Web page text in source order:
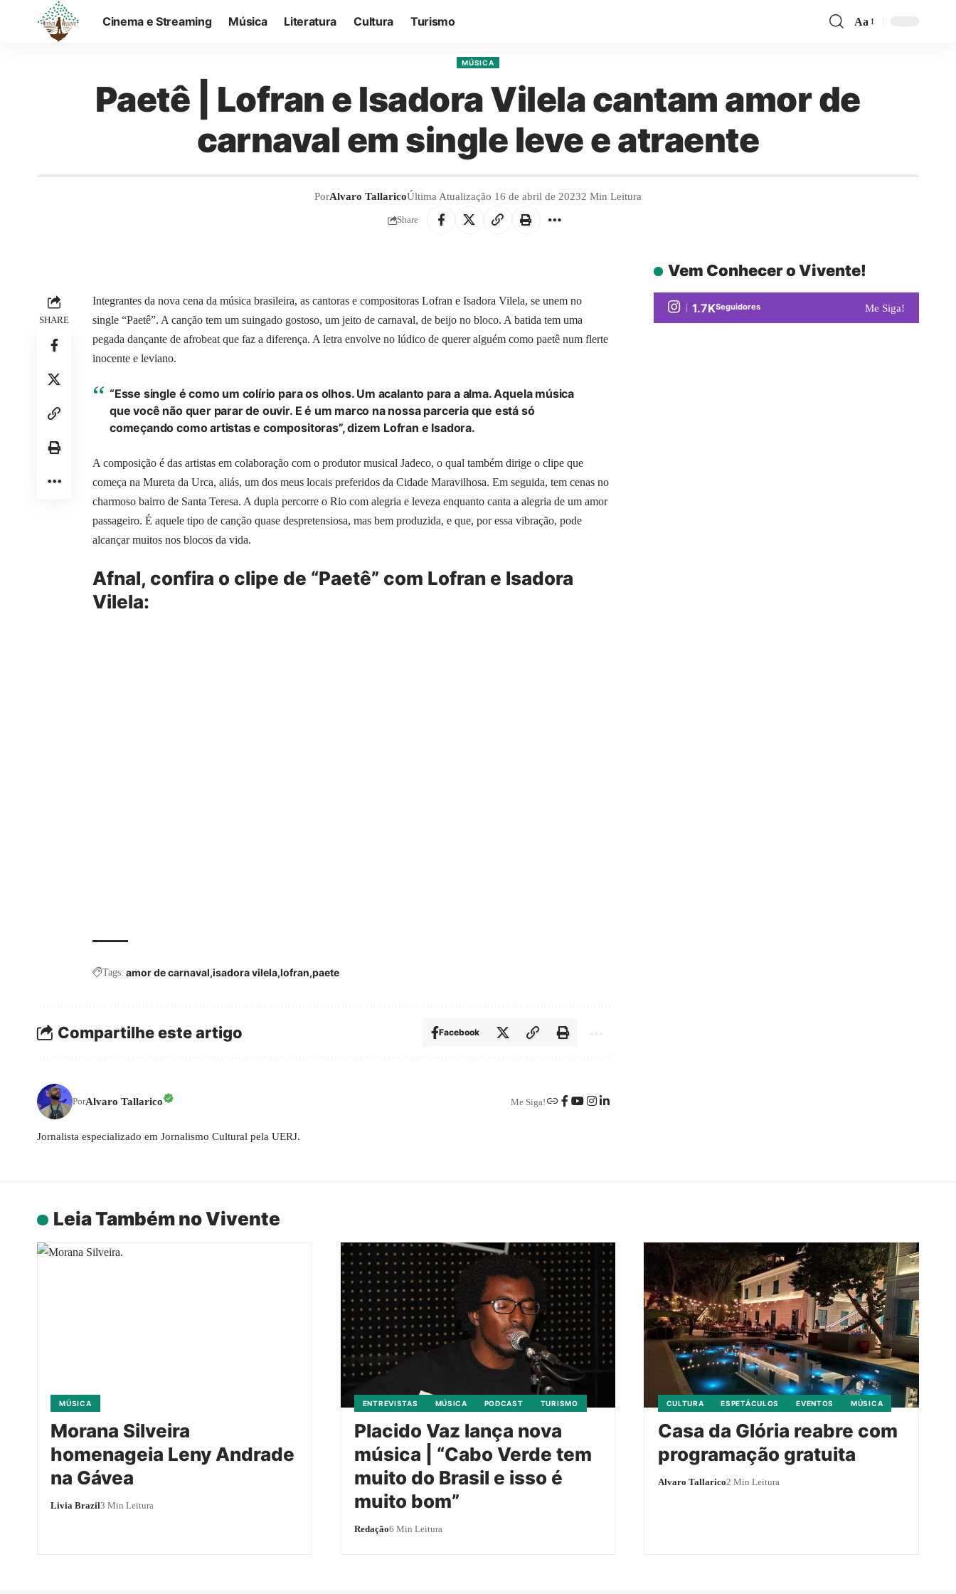
Cinema e Streaming Música Literatura Cultura Turismo Aa
MÚSICA
Paetê | Lofran e Isadora Vilela cantam amor de
carnaval em single leve e atraente
PorAlvaro TallaricoÚltima Atualização 16 de abril de 20232 Min Leitura
Share
SHARE
Integrantes da nova cena da música brasileira, as cantoras e compositoras Lofran e Isadora Vilela, se unem no
single “Paetê”. A canção tem um suingado gostoso, um jeito de carnaval, de beijo no bloco. A batida tem uma
pegada dançante de afrobeat que faz a diferença. A letra envolve no lúdico de querer alguém como paetê num flerte
inocente e leviano.
“Esse single é como um colírio para os olhos. Um acalanto para a alma. Aquela música
que você não quer parar de ouvir. E é um marco na nossa parceria que está só
começando como artistas e compositoras”, dizem Lofran e Isadora.
A composição é das artistas em colaboração com o produtor musical Jadeco, o qual também dirige o clipe que
começa na Mureta da Urca, aliás, um dos meus locais preferidos da Cidade Maravilhosa. Em seguida, tem cenas no
charmoso bairro de Santa Teresa. A dupla percorre o Rio com alegria e leveza enquanto canta a alegria de um amor
passageiro. É aquele tipo de canção quase despretensiosa, mas bem produzida, e que, por essa vibração, pode
alcançar muitos nos blocos da vida.
Afnal, confira o clipe de “Paetê” com Lofran e Isadora
Vilela:
Tags: amor de carnaval isadora vilela lofran paete
Compartilhe este artigo Facebook
PorAlvaro Tallarico Me Siga!
Jornalista especializado em Jornalismo Cultural pela UERJ.
Vem Conhecer o Vivente!
1.7KSeguidores Me Siga!
Leia Também no Vivente
MÚSICA
Morana Silveira
homenageia Leny Andrade
na Gávea
Livia Brazil3 Min Leitura
ENTREVISTAS MÚSICA PODCAST TURISMO
Placido Vaz lança nova
música | “Cabo Verde tem
muito do Brasil e isso é
muito bom”
Redação6 Min Leitura
CULTURA ESPETÁCULOS EVENTOS MÚSICA
Casa da Glória reabre com
programação gratuita
Alvaro Tallarico2 Min Leitura